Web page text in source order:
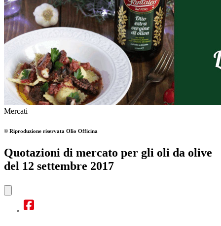
Mercati
© Riproduzione riservata Olio Officina
Quotazioni di mercato per gli oli da olive
del 12 settembre 2017